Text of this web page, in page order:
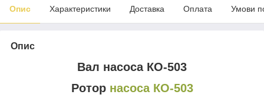
Опис Характеристики Доставка Оплата Умови
Опис
Вал насоса КО-503
Ротор насоса КО-503